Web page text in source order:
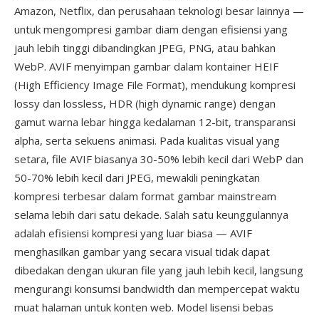
Amazon, Netflix, dan perusahaan teknologi besar lainnya —
untuk mengompresi gambar diam dengan efisiensi yang
jauh lebih tinggi dibandingkan JPEG, PNG, atau bahkan
WebP. AVIF menyimpan gambar dalam kontainer HEIF
(High Efficiency Image File Format), mendukung kompresi
lossy dan lossless, HDR (high dynamic range) dengan
gamut warna lebar hingga kedalaman 12-bit, transparansi
alpha, serta sekuens animasi. Pada kualitas visual yang
setara, file AVIF biasanya 30-50% lebih kecil dari WebP dan
50-70% lebih kecil dari JPEG, mewakili peningkatan
kompresi terbesar dalam format gambar mainstream
selama lebih dari satu dekade. Salah satu keunggulannya
adalah efisiensi kompresi yang luar biasa — AVIF
menghasilkan gambar yang secara visual tidak dapat
dibedakan dengan ukuran file yang jauh lebih kecil, langsung
mengurangi konsumsi bandwidth dan mempercepat waktu
muat halaman untuk konten web. Model lisensi bebas